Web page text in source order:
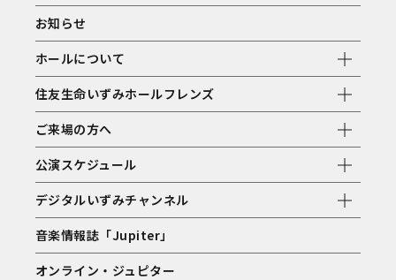
お知らせ
ホールについて
住友生命いずみホールフレンズ
ご来場の方へ
公演スケジュール
デジタルいずみチャンネル
音楽情報誌「Jupiter」
オンライン・ジュピター